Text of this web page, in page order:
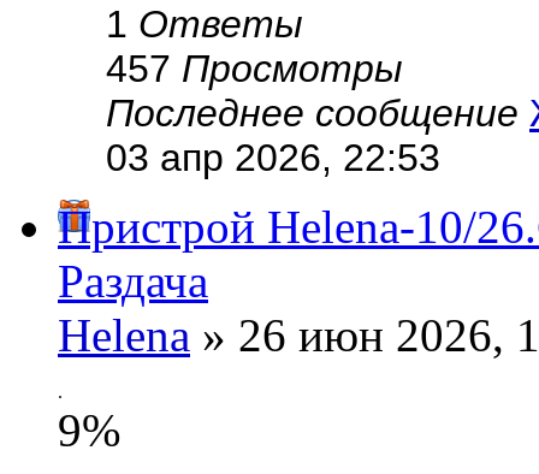
1 Ответы
457 Просмотры
Последнее сообщение
03 апр 2026, 22:53
Пристрой Helena-10/
Раздача
Helena » 26 июн 2026,
.
9%